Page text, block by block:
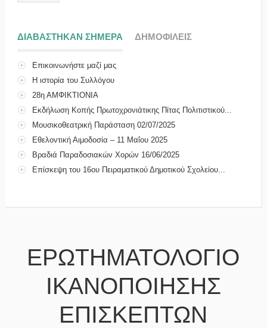
ΔΙΑΒΑΣΤΗΚΑΝ ΣΗΜΕΡΑ (ΕΝΕΡΓΗ ΚΑΡΤΕΛΑ)
ΔΗΜΟΦΙΛΕΙΣ
Επικοινωνήστε μαζί μας
Η ιστορία του Συλλόγου
28η ΑΜΦΙΚΤΙΟΝΙΑ
Εκδήλωση Κοπής Πρωτοχρονιάτικης Πίτας Πολιτιστικού...
Μουσικοθεατρική Παράσταση 02/07/2025
Εθελοντική Αιμοδοσία – 11 Μαΐου 2025
Βραδιά Παραδοσιακών Χορών 16/06/2025
Επίσκεψη του 16ου Πειραματικού Δημοτικού Σχολείου...
ΕΡΩΤΗΜΑΤΟΛΟΓΙΟ
ΙΚΑΝΟΠΟΙΗΣΗΣ
ΕΠΙΣΚΕΠΤΩΝ